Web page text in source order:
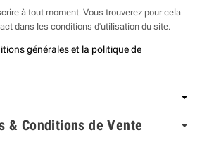
à tout moment. Vous trouverez pour cela
dans les conditions d'utilisation du site.
générales et la politique de
& Conditions de Vente